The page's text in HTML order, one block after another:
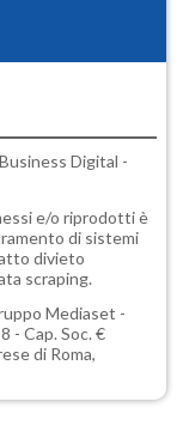
Digital -
e/o riprodotti è
di sistemi
divieto
scraping.
Mediaset -
- Cap. Soc. €
di Roma,